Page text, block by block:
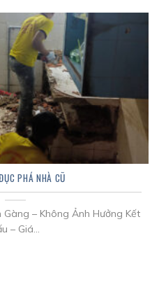
PHÁ NHÀ CŨ
– Không Ảnh Hưởng Kết
– Giá...